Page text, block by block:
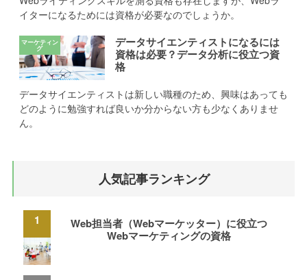
イターになるためには資格が必要なのでしょうか。
データサイエンティストになるには
資格は必要？データ分析に役立つ資
格
データサイエンティストは新しい職種のため、興味はあっても
どのように勉強すれば良いか分からない方も少なくありませ
ん。
人気記事ランキング
Web担当者（Webマーケッター）に役立つ
Webマーケティングの資格